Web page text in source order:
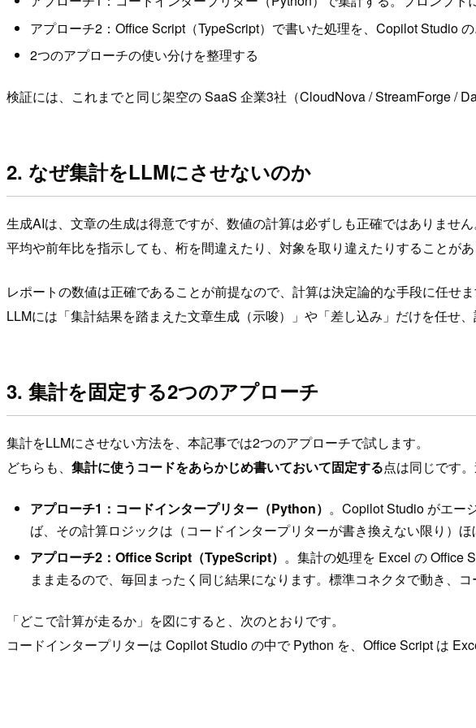
アプローチ2：Office Script（TypeScript）で書いた処理を、Copilot Studio
2つのアプローチの使い分けを整理する
検証には、これまでと同じ架空の SaaS 企業3社（CloudNova / StreamForge /
2. なぜ集計をLLMにさせないのか
生成AIは、文章の生成は得意ですが、数値の計算は必ずしも正確ではありません
平均や前年比を指示しても、桁を間違えたり、対象を取り違えたりすることがあ
レポートの数値は正確であることが前提なので、計算は決定論的な手段に任せま
LLMには「集計結果を踏まえた文章生成（示唆）」や「差し込み」だけを任せ
3. 集計を固定する2つのアプローチ
集計をLLMにさせない方法を、本記事では2つのアプローチで試します。
どちらも、 集計に使うコードをあらかじめ書いておいて固定する点は同じです
アプローチ1：コードインタープリター（Python） 。Copilot Studio がエー
ば、その計算ロジックは（コードインタープリターが書き換えない限り）
アプローチ2：Office Script（TypeScript） 。集計の処理を Excel の Office
まま走るので、毎回まったく同じ結果になります。標準コネクタで動き、
「どこで計算が走るか」を図にすると、次のとおりです。
コードインタープリターは Copilot Studio の中で Python を、Office Script は